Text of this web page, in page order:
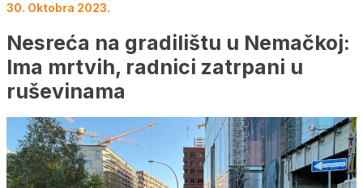
30. Oktobra 2023.
Nesreća na gradilištu u Nemačkoj:
Ima mrtvih, radnici zatrpani u
ruševinama